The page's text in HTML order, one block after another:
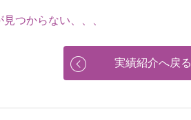
つからない、、、
実績紹介へ戻る